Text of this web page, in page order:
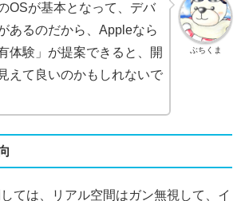
ぶちくま
OSが基本となって、デバ
あるのだから、Appleなら
体験」が提案できると、開
えて良いのかもしれないで
ては、リアル空間はガン無視して、イ